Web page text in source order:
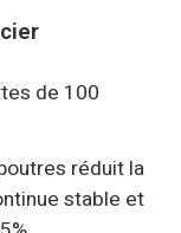
de 100
réduit la
stable et